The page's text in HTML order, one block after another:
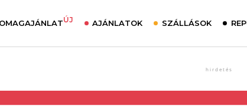
ÚJ AJÁNLATOK SZÁLLÁSOK